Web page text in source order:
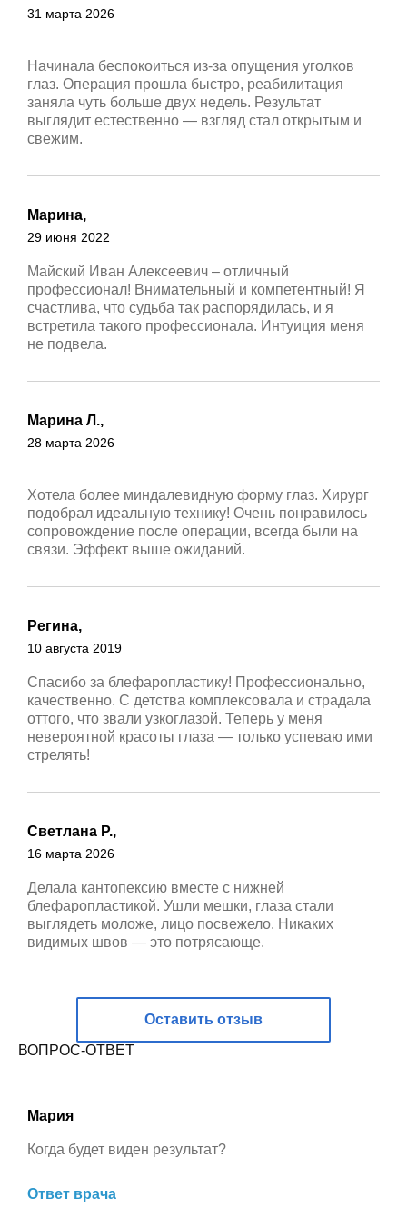
31 марта 2026
Начинала беспокоиться из-за опущения уголков
глаз. Операция прошла быстро, реабилитация
заняла чуть больше двух недель. Результат
выглядит естественно — взгляд стал открытым и
свежим.
Марина,
29 июня 2022
Майский Иван Алексеевич – отличный
профессионал! Внимательный и компетентный! Я
счастлива, что судьба так распорядилась, и я
встретила такого профессионала. Интуиция меня
не подвела.
Марина Л.,
28 марта 2026
Хотела более миндалевидную форму глаз. Хирург
подобрал идеальную технику! Очень понравилось
сопровождение после операции, всегда были на
связи. Эффект выше ожиданий.
Регина,
10 августа 2019
Спасибо за блефаропластику! Профессионально,
качественно. С детства комплексовала и страдала
оттого, что звали узкоглазой. Теперь у меня
невероятной красоты глаза — только успеваю ими
стрелять!
Светлана Р.,
16 марта 2026
Делала кантопексию вместе с нижней
блефаропластикой. Ушли мешки, глаза стали
выглядеть моложе, лицо посвежело. Никаких
видимых швов — это потрясающе.
Оставить отзыв
ВОПРОС-ОТВЕТ
Мария
Когда будет виден результат?
Ответ врача